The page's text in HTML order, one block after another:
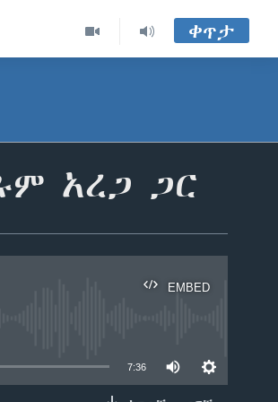
ቀጥታ
አረጋ ጋር
EMBED
7:36